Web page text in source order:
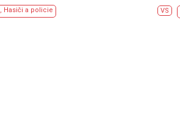
, Hasiči a policie VS